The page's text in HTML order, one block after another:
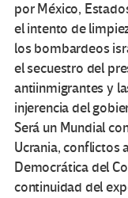
por México,
el intento de
los bombardeos
el secuestro del
antiinmigrantes y
injerencia del
Será un Mundial
Ucrania, conflictos
Democrática del
continuidad del